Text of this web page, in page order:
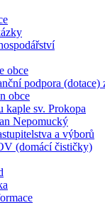
obce
podpora (dotace)
obce
kaple sv. Prokopa
Nepomucký
a výborů
(domácí čističky)